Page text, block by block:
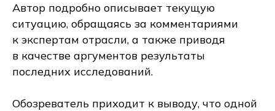
Автор подробно описывает текущую
ситуацию, обращаясь за комментариями
к экспертам отрасли, а также приводя
в качестве аргументов результаты
последних исследований.
Обозреватель приходит к выводу, что одной